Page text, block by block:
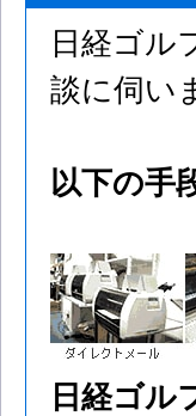
日経ゴル
談に伺い
以下の手
日経ゴル